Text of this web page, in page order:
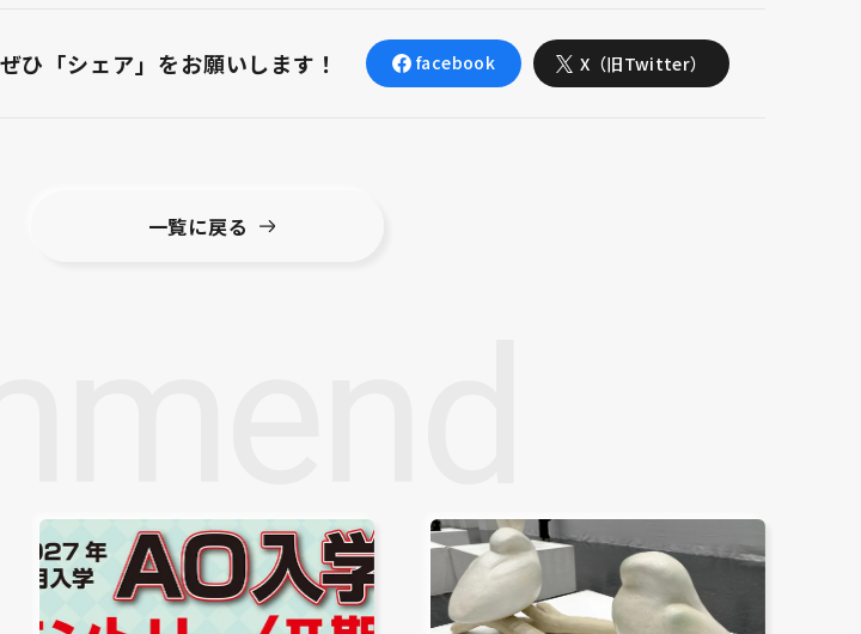
ぜひ「シェア」をお願いします！ facebook X（旧Twitter）
一覧に戻る